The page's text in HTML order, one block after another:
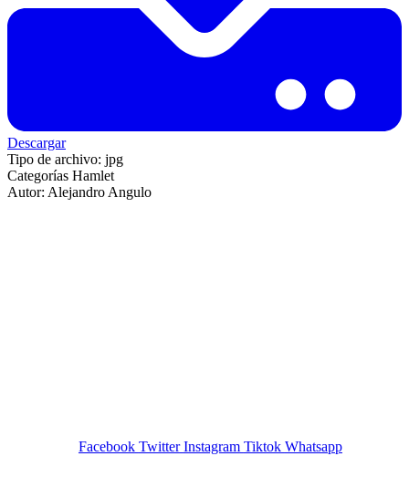
Descargar
Tipo de archivo: jpg
Categorías Hamlet
Autor: Alejandro Angulo
Facebook Twitter Instagram Tiktok Whatsapp